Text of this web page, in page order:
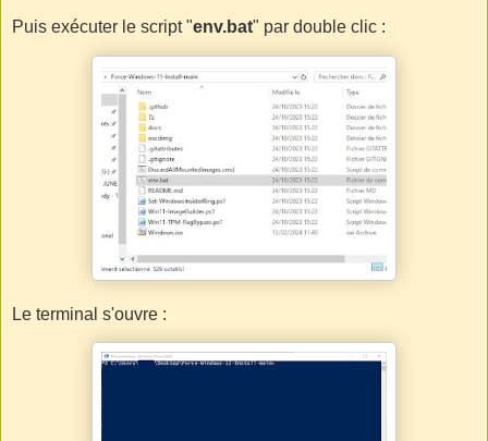
Puis exécuter le script "env.bat" par double clic :
Le terminal s'ouvre :